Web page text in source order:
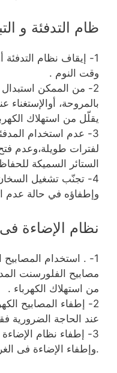
ظام التدفئة و
1- إيقاف نظام التدفئة
وقت النوم .
2- من الممكن
بالمروحة،
يقلّل من استهلاك
3- عدم استخدام
لفترات طويلة،وعدم فتح
الستائر السميكة
4- تجنّب تشغيل
وإطفاؤه في حالة عدم
نظام الإضاءة
1- . استخدام المصابيح
مصابيح الفلورسنت
من استهلاك الكهرباء .
2- إطفاء المصابيح
عند الحاجة الضرورية
3- إطفاء نظام
.وإطفاء الإضاءة فى